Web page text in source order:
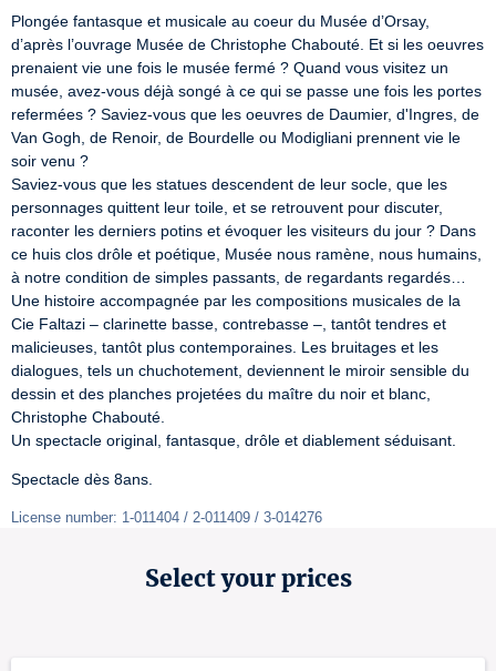
Plongée fantasque et musicale au coeur du Musée d’Orsay,
d’après l’ouvrage Musée de Christophe Chabouté. Et si les oeuvres
prenaient vie une fois le musée fermé ? Quand vous visitez un
musée, avez‑vous déjà songé à ce qui se passe une fois les portes
refermées ? Saviez‑vous que les oeuvres de Daumier, d'Ingres, de
Van Gogh, de Renoir, de Bourdelle ou Modigliani prennent vie le
soir venu ?
Saviez‑vous que les statues descendent de leur socle, que les
personnages quittent leur toile, et se retrouvent pour discuter,
raconter les derniers potins et évoquer les visiteurs du jour ? Dans
ce huis clos drôle et poétique, Musée nous ramène, nous humains,
à notre condition de simples passants, de regardants regardés…
Une histoire accompagnée par les compositions musicales de la
Cie Faltazi – clarinette basse, contrebasse –, tantôt tendres et
malicieuses, tantôt plus contemporaines. Les bruitages et les
dialogues, tels un chuchotement, deviennent le miroir sensible du
dessin et des planches projetées du maître du noir et blanc,
Christophe Chabouté.
Un spectacle original, fantasque, drôle et diablement séduisant.
Spectacle dès 8ans.
License number: 1-011404 / 2-011409 / 3-014276
Select your prices